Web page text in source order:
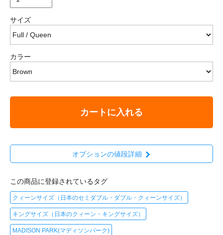
サイズ
カラー
カートに入れる
オプションの値段詳細
この商品に登録されているタグ
クィーンサイズ（日本のセミダブル・ダブル・クィーンサイズ）
キングサイズ（日本のクィーン・キングサイズ）
MADISON PARK(マディソンパーク)